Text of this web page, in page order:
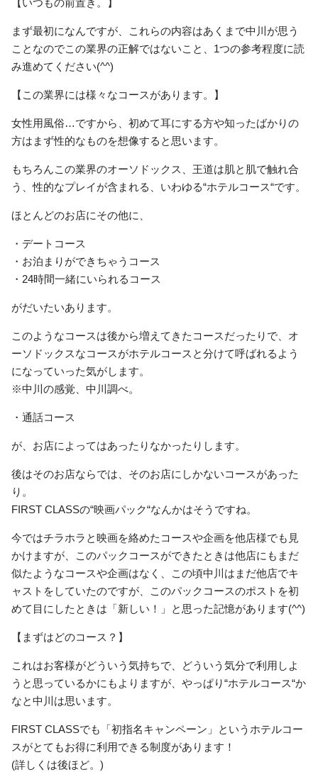
【いつもの前置き。】
まず最初になんですが、これらの内容はあくまで中川が思う
ことなのでこの業界の正解ではないこと、1つの参考程度に読
み進めてください(^^)
【この業界には様々なコースがあります。】
女性用風俗…ですから、初めて耳にする方や知ったばかりの
方はまず性的なものを想像すると思います。
もちろんこの業界のオーソドックス、王道は肌と肌で触れ合
う、性的なプレイが含まれる、いわゆる“ホテルコース“です。
ほとんどのお店にその他に、
・デートコース
・お泊まりができちゃうコース
・24時間一緒にいられるコース
がだいたいあります。
このようなコースは後から増えてきたコースだったりで、オ
ーソドックスなコースがホテルコースと分けて呼ばれるよう
になっていった気がします。
※中川の感覚、中川調べ。
・通話コース
が、お店によってはあったりなかったりします。
後はそのお店ならでは、そのお店にしかないコースがあった
り。
FIRST CLASSの“映画パック“なんかはそうですね。
今ではチラホラと映画を絡めたコースや企画を他店様でも見
かけますが、このパックコースができたときは他店にもまだ
似たようなコースや企画はなく、この頃中川はまだ他店でキ
ャストをしていたのですが、このパックコースのポストを初
めて目にしたときは「新しい！」と思った記憶があります(^^)
【まずはどのコース？】
これはお客様がどういう気持ちで、どういう気分で利用しよ
うと思っているかにもよりますが、やっぱり“ホテルコース“か
なと中川は思います。
FIRST CLASSでも「初指名キャンペーン」というホテルコー
スがとてもお得に利用できる制度があります！
(詳しくは後ほど。)